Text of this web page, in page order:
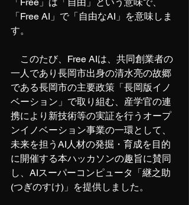
「Free AI」で「自由なAI」を意味しま
す。
このたび、Free AIは、共同創業者の
一人であり長岡市出身の清水亮の故郷
である長岡市の主要政策「長岡版イノ
ベーション」で取り組む、産学官の連
携により新技術等の実証を行うオープ
ンイノベーション事業の一環として、
未来を担うAI人材の発掘・育成を目的
に開催する本ハッカソンの趣旨に賛同
し、AIスーパーコンピュータ「継之助
(つぎのすけ)」を提供しました。